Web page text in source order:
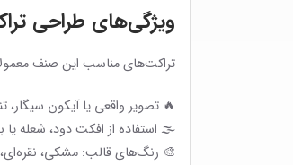
ویژگی‌های طراحی
تراکت‌های مناسب این صنف
🔥 تصویر واقعی یا آیکون سیگار،
🌫️ استفاده از افکت دود، شعله یا
🎨 رنگ‌های قالب: مشکی،